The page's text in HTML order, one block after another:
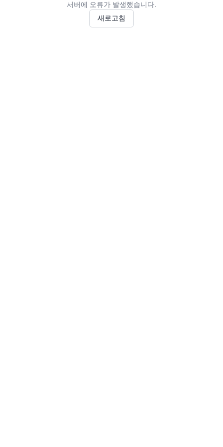
서버에 오류가 발생했습니다.
새로고침